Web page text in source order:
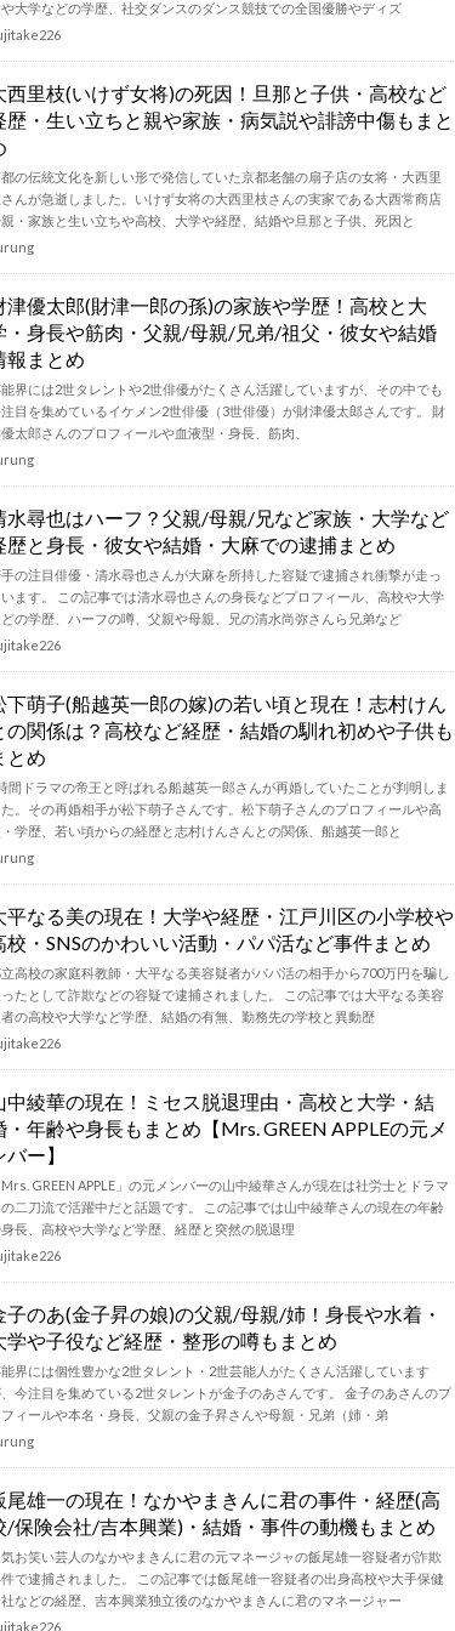
大学などの学歴、社交ダンスのダンス競技での全国優勝やディズ
西里枝(いけず女将)の死因！旦那と子供・高校など
歴・生い立ちと親や家族・病気説や誹謗中傷もまと
の伝統文化を新しい形で発信していた京都老舗の扇子店の女将・大西里
んが急逝しました。いけず女将の大西里枝さんの実家である大西常商店
・家族と生い立ちや高校、大学や経歴、結婚や旦那と子供、死因と
津優太郎(財津一郎の孫)の家族や学歴！高校と大
・身長や筋肉・父親/母親/兄弟/祖父・彼女や結婚
報まとめ
界には2世タレントや2世俳優がたくさん活躍していますが、その中でも
目を集めているイケメン2世俳優（3世俳優）が財津優太郎さんです。 財
太郎さんのプロフィールや血液型・身長、筋肉、
水尋也はハーフ？父親/母親/兄など家族・大学など
歴と身長・彼女や結婚・大麻での逮捕まとめ
の注目俳優・清水尋也さんが大麻を所持した容疑で逮捕され衝撃が走っ
ます。 この記事では清水尋也さんの身長などプロフィール、高校や大学
の学歴、ハーフの噂、父親や母親、兄の清水尚弥さんら兄弟など
下萌子(船越英一郎の嫁)の若い頃と現在！志村けん
の関係は？高校など経歴・結婚の馴れ初めや子供も
とめ
間ドラマの帝王と呼ばれる船越英一郎さんが再婚していたことが判明しま
。その再婚相手が松下萌子さんです。松下萌子さんのプロフィールや高
学歴、若い頃からの経歴と志村けんさんとの関係、船越英一郎と
平なる美の現在！大学や経歴・江戸川区の小学校や
校・SNSのかわいい活動・パパ活など事件まとめ
高校の家庭科教師・大平なる美容疑者がパパ活の相手から700万円を騙し
たとして詐欺などの容疑で逮捕されました。 この記事では大平なる美容
の高校や大学など学歴、結婚の有無、勤務先の学校と異動歴
中綾華の現在！ミセス脱退理由・高校と大学・結
・年齢や身長もまとめ【Mrs. GREEN APPLEの元メ
バー】
GREEN APPLE」の元メンバーの山中綾華さんが現在は社労士とドラマ
二刀流で活躍中だと話題です。 この記事では山中綾華さんの現在の年齢
長、高校や大学など学歴、経歴と突然の脱退理
子のあ(金子昇の娘)の父親/母親/姉！身長や水着・
学や子役など経歴・整形の噂もまとめ
界には個性豊かな2世タレント・2世芸能人がたくさん活躍しています
今注目を集めている2世タレントが金子のあさんです。 金子のあさんのプ
ィールや本名・身長、父親の金子昇さんや母親・兄弟（姉・弟
尾雄一の現在！なかやまきんに君の事件・経歴(高
/保険会社/吉本興業)・結婚・事件の動機もまとめ
お笑い芸人のなかやまきんに君の元マネージャの飯尾雄一容疑者が詐欺
で逮捕されました。 この記事では飯尾雄一容疑者の出身高校や大手保健
などの経歴、吉本興業独立後のなかやまきんに君のマネージャー